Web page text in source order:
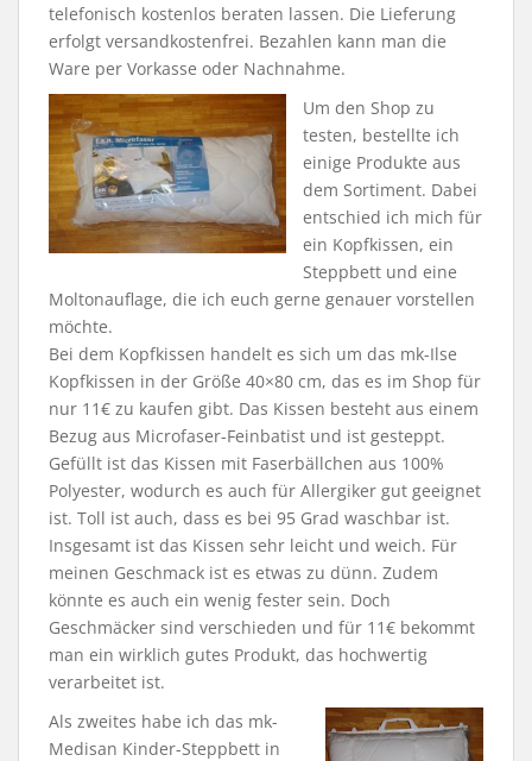
telefonisch kostenlos beraten lassen. Die Lieferung
erfolgt versandkostenfrei. Bezahlen kann man die
Ware per Vorkasse oder Nachnahme.
Um den Shop zu
testen, bestellte ich
einige Produkte aus
dem Sortiment. Dabei
entschied ich mich für
ein Kopfkissen, ein
Steppbett und eine
Moltonauflage, die ich euch gerne genauer vorstellen
möchte.
Bei dem Kopfkissen handelt es sich um das mk-Ilse
Kopfkissen in der Größe 40×80 cm, das es im Shop für
nur 11€ zu kaufen gibt. Das Kissen besteht aus einem
Bezug aus Microfaser-Feinbatist und ist gesteppt.
Gefüllt ist das Kissen mit Faserbällchen aus 100%
Polyester, wodurch es auch für Allergiker gut geeignet
ist. Toll ist auch, dass es bei 95 Grad waschbar ist.
Insgesamt ist das Kissen sehr leicht und weich. Für
meinen Geschmack ist es etwas zu dünn. Zudem
könnte es auch ein wenig fester sein. Doch
Geschmäcker sind verschieden und für 11€ bekommt
man ein wirklich gutes Produkt, das hochwertig
verarbeitet ist.
Als zweites habe ich das mk-
Medisan Kinder-Steppbett in